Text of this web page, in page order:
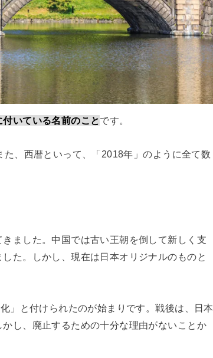
いている名前のことです。
た、西暦といって、「2018年」のように全て数
ました。中国では古い王朝を倒して新しく支
た。しかし、現在は日本オリジナルのものと
」と付けられたのが始まりです。戦後は、日本
し、廃止するための十分な理由がないことか